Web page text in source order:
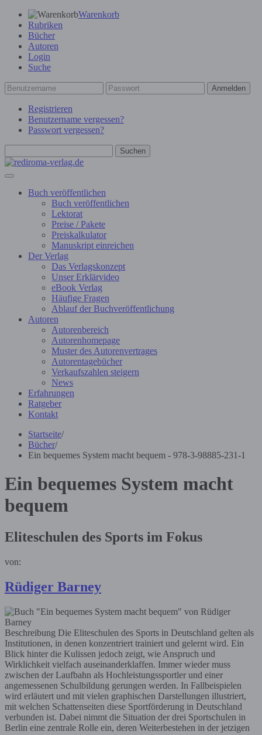
Warenkorb
Rubriken
Bücher
Autoren
Login
Suche
Anmelden
Registrieren
Benutzername vergessen?
Passwort vergessen?
Suchen
Buch veröffentlichen
Buch veröffentlichen
Lektorat
Preise / Pakete
Preiskalkulator
Manuskript einreichen
Der Verlag
Das Verlagskonzept
Unser Erklärvideo
eBook Verlag
Häufige Fragen
Ablauf der Buchveröffentlichung
Autoren
Autorenbereich
Autorenhomepage
Muster des Autorenvertrages
Autorentagebücher
Verkaufszahlen steigern
News
Erfahrungen
Ratgeber
Kontakt
Startseite/
Bücher/
Ein bequemes System macht bequem - 978-3-98885-231-1
Ein bequemes System macht
bequem
Eliteschulen des Sports im Fokus
von:
Rüdiger Barney
Beschreibung Die Eliteschulen des Sports in Deutschland gelten als
Institutionen, in denen konzentriert trainiert und gelernt wird. Ein
Blick hinter die Kulissen jedoch zeigt, wie Anspruch und
Wirklichkeit vielfach auseinanderklaffen. Immer wieder muss
zwischen der Laufbahn als Hochleistungssportler und einer
angemessenen Schulbildung gerungen werden. In Fallbeispielen
wird erläutert und mit vielen graphischen Darstellungen illustriert,
mit welchen Schattenseiten diese Sportförderung in Deutschland
verbunden ist. Dabei nimmt die Situation der drei Sportschulen in
Berlin eine zentrale Rolle ein, deren Weiterbestehen in der jetzigen